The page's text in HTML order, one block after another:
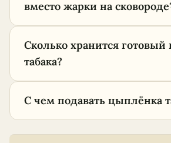
вместо жарки на
Сколько хранится
табака?
С чем подавать цыплёнка